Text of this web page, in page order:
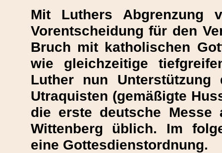
Mit Luthers Abgrenzung
Vorentscheidung für den
Bruch mit katholischen
wie gleichzeitige
Luther nun
Utraquisten (gemäßigte
die erste deutsche
Wittenberg üblich. Im
eine Gottesdienstordnung.